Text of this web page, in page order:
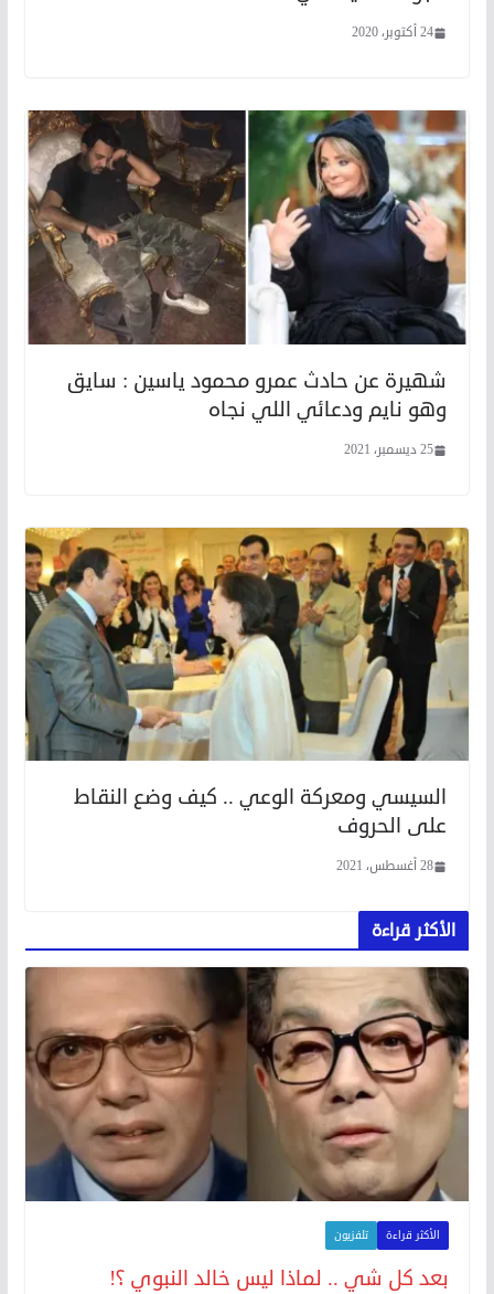
24 أكتوبر، 2020
شهيرة عن حادث عمرو محمود ياسين : سايق
وهو نايم ودعائي اللي نجاه
25 ديسمبر، 2021
السيسي ومعركة الوعي .. كيف وضع النقاط
على الحروف
28 أغسطس، 2021
الأكثر قراءة
الأكثر قراءة تلفزيون
بعد كل شي .. لماذا ليس خالد النبوي ؟!